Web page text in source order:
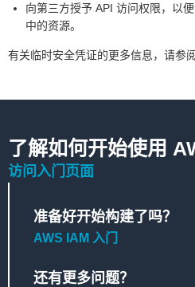
向第三方授予 API 访问权限，以
中的资源。
有关临时安全凭证的更多信息，请参阅
了解如何开始使用
访问入门页面
准备好开始构建了吗？
AWS IAM 入门
还有更多问题？